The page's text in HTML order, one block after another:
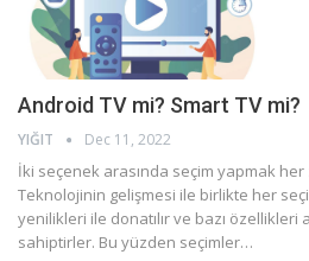
Android TV mi? Smart TV mi?
YIĞIT Dec 11, 2022
İki seçenek arasında seçim yapmak
Teknolojinin gelişmesi ile birlikte her
yenilikleri ile donatılır ve bazı özellikleri
sahiptirler. Bu yüzden seçimler…